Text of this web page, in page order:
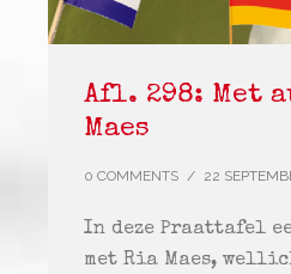
Afl. 298: Met
Maes
0 COMMENTS / 22
In deze Praattafel
met Ria Maes,